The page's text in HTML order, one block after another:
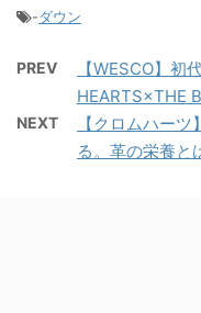
-ダウン
PREV
【WESCO】初
HEARTS×THE
NEXT
【クロムハー
る。革の栄養と